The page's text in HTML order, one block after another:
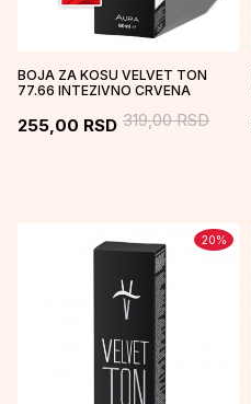
BOJA ZA KOSU VELVET TON
77.66 INTEZIVNO CRVENA
255,00 RSD 319,00RSD
20%